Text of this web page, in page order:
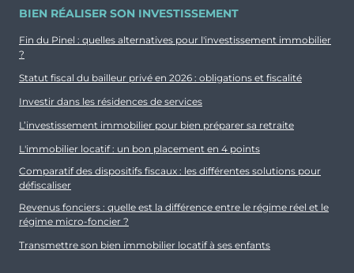
BIEN RÉALISER SON INVESTISSEMENT
Fin du Pinel : quelles alternatives pour l'investissement immobilier
?
Statut fiscal du bailleur privé en 2026 : obligations et fiscalité
Investir dans les résidences de services
L’investissement immobilier pour bien préparer sa retraite
L'immobilier locatif : un bon placement en 4 points
Comparatif des dispositifs fiscaux : les différentes solutions pour
défiscaliser
Revenus fonciers : quelle est la différence entre le régime réel et le
régime micro-foncier ?
Transmettre son bien immobilier locatif à ses enfants